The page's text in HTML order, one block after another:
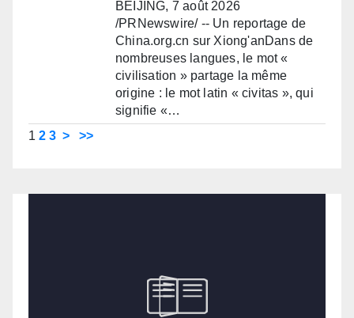
BEIJING, 7 août 2026
/PRNewswire/ -- Un reportage de
China.org.cn sur Xiong'anDans de
nombreuses langues, le mot «
civilisation » partage la même
origine : le mot latin « civitas », qui
signifie «…
1 2 3 > >>